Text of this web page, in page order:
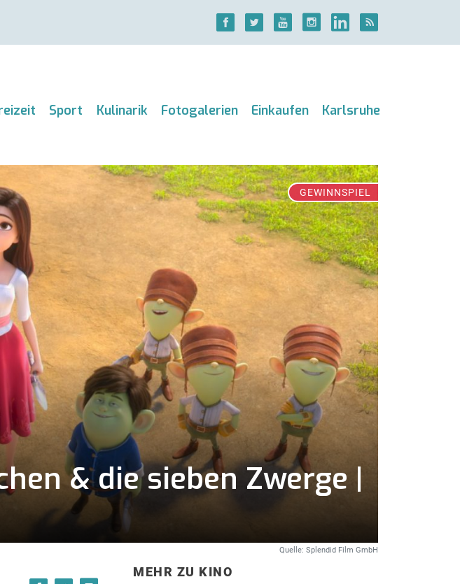
Sport Kulinarik Fotogalerien Einkaufen Karlsruhe
& die sieben Zwerge |
GEWINNSPIEL
Quelle: Splendid Film GmbH
MEHR ZU KINO